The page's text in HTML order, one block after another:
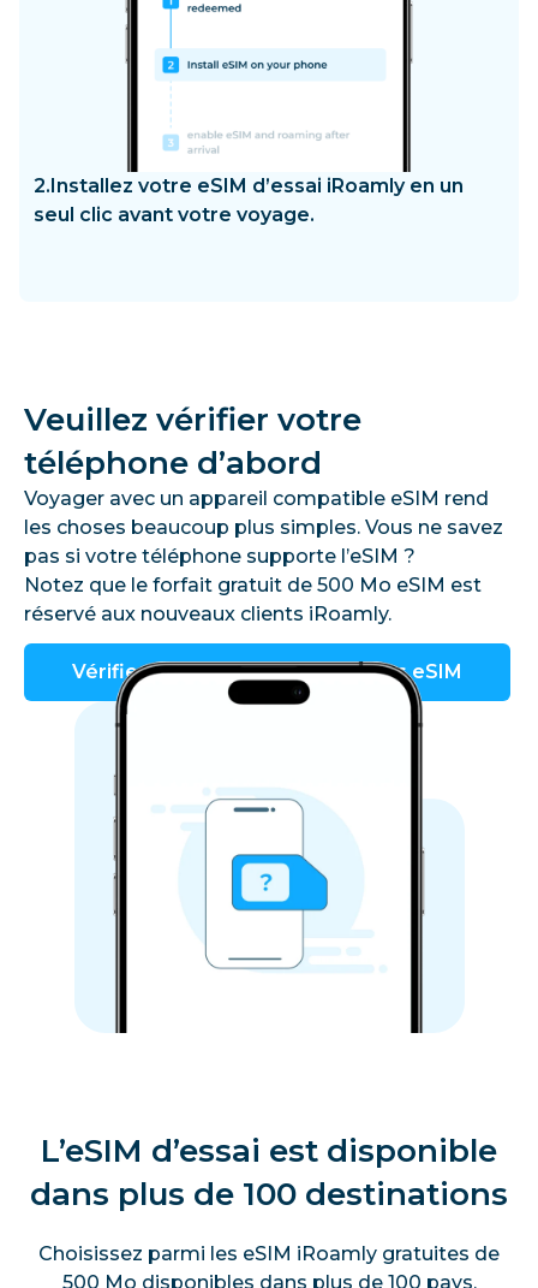
2.Installez votre eSIM d’essai iRoamly en un
seul clic avant votre voyage.
Veuillez vérifier votre
téléphone d’abord
Voyager avec un appareil compatible eSIM rend
les choses beaucoup plus simples. Vous ne savez
pas si votre téléphone supporte l’eSIM ?
Notez que le forfait gratuit de 500 Mo eSIM est
réservé aux nouveaux clients iRoamly.
Vérifier les appareils compatibles eSIM
L’eSIM d’essai est disponible
dans plus de 100 destinations
Choisissez parmi les eSIM iRoamly gratuites de
500 Mo disponibles dans plus de 100 pays.